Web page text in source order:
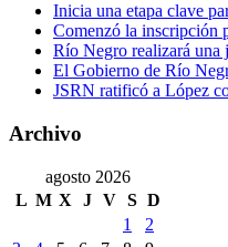
Inicia una etapa clave
Comenzó la inscripción
Río Negro realizará una
El Gobierno de Río
JSRN ratificó a López
Archivo
agosto 2026
L M X J V S D
1
2